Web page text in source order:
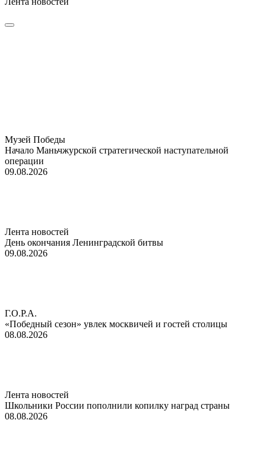
Музей Победы
Начало Маньчжурской стратегической наступательной
операции
09.08.2026
Лента новостей
День окончания Ленинградской битвы
09.08.2026
Г.О.Р.А.
«Победный сезон» увлек москвичей и гостей столицы
08.08.2026
Лента новостей
Школьники России пополнили копилку наград страны
08.08.2026